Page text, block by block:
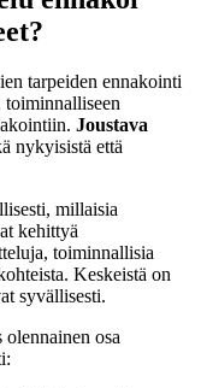
tarpeiden ennakointi
toiminnalliseen
Joustava
nykyisistä että
millaisia
kehittyä
toiminnallisia
Keskeistä on
syvällisesti.
osa